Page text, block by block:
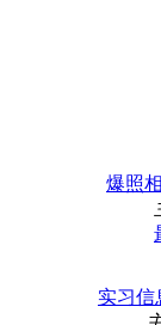
爆照
实习信